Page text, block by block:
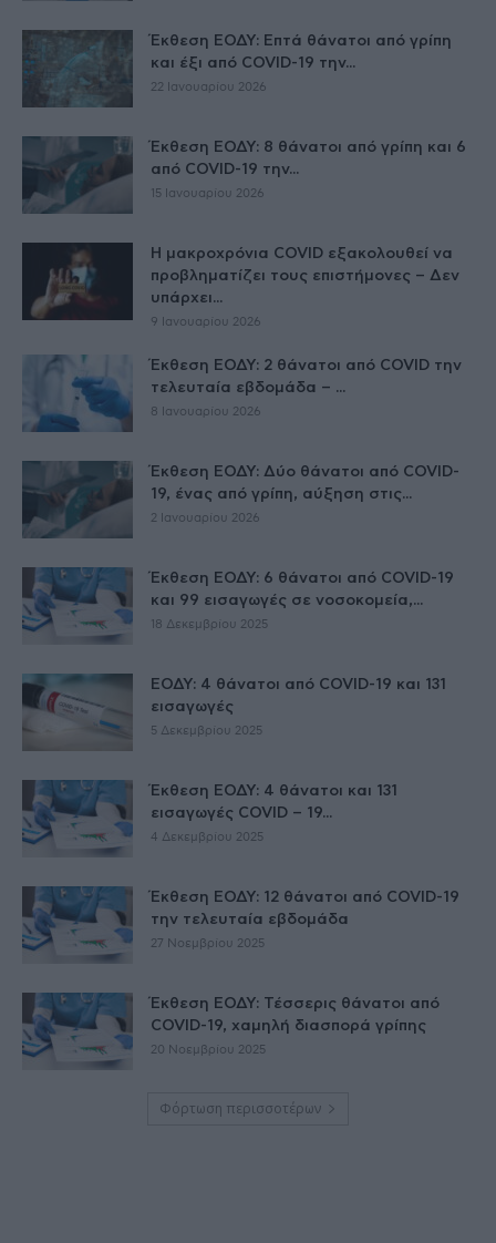
Έκθεση ΕΟΔΥ: Επτά θάνατοι από γρίπη
και έξι από COVID-19 την...
22 Ιανουαρίου 2026
Έκθεση ΕΟΔΥ: 8 θάνατοι από γρίπη και 6
από COVID-19 την...
15 Ιανουαρίου 2026
Η μακροχρόνια COVID εξακολουθεί να
προβληματίζει τους επιστήμονες – Δεν
υπάρχει...
9 Ιανουαρίου 2026
Έκθεση ΕΟΔΥ: 2 θάνατοι από COVID την
τελευταία εβδομάδα – ...
8 Ιανουαρίου 2026
Έκθεση ΕΟΔΥ: Δύο θάνατοι από COVID-
19, ένας από γρίπη, αύξηση στις...
2 Ιανουαρίου 2026
Έκθεση ΕΟΔΥ: 6 θάνατοι από COVID-19
και 99 εισαγωγές σε νοσοκομεία,...
18 Δεκεμβρίου 2025
ΕΟΔΥ: 4 θάνατοι από COVID-19 και 131
εισαγωγές
5 Δεκεμβρίου 2025
Έκθεση ΕΟΔΥ: 4 θάνατοι και 131
εισαγωγές COVID – 19...
4 Δεκεμβρίου 2025
Έκθεση ΕΟΔΥ: 12 θάνατοι από COVID-19
την τελευταία εβδομάδα
27 Νοεμβρίου 2025
Έκθεση ΕΟΔΥ: Τέσσερις θάνατοι από
COVID-19, χαμηλή διασπορά γρίπης
20 Νοεμβρίου 2025
Φόρτωση περισσοτέρων